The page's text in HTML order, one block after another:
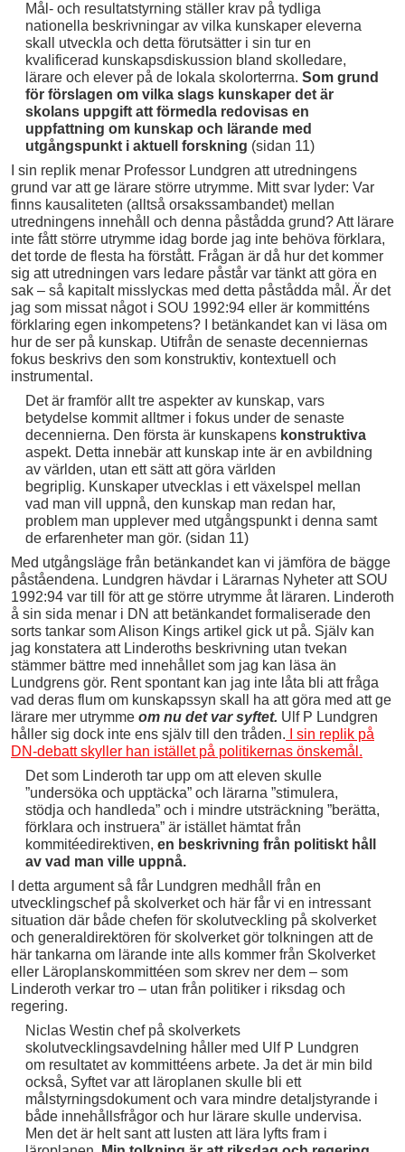
Mål- och resultatstyrning ställer krav på tydliga
nationella beskrivningar av vilka kunskaper eleverna
skall utveckla och detta förutsätter i sin tur en
kvalificerad kunskapsdiskussion bland skolledare,
lärare och elever på de lokala skolorterrna. Som grund
för förslagen om vilka slags kunskaper det är
skolans uppgift att förmedla redovisas en
uppfattning om kunskap och lärande med
utgångspunkt i aktuell forskning (sidan 11)
I sin replik menar Professor Lundgren att utredningens
grund var att ge lärare större utrymme. Mitt svar lyder: Var
finns kausaliteten (alltså orsakssambandet) mellan
utredningens innehåll och denna påstådda grund? Att lärare
inte fått större utrymme idag borde jag inte behöva förklara,
det torde de flesta ha förstått. Frågan är då hur det kommer
sig att utredningen vars ledare påstår var tänkt att göra en
sak – så kapitalt misslyckas med detta påstådda mål. Är det
jag som missat något i SOU 1992:94 eller är kommitténs
förklaring egen inkompetens? I betänkandet kan vi läsa om
hur de ser på kunskap. Utifrån de senaste decenniernas
fokus beskrivs den som konstruktiv, kontextuell och
instrumental.
Det är framför allt tre aspekter av kunskap, vars
betydelse kommit alltmer i fokus under de senaste
decennierna. Den första är kunskapens konstruktiva
aspekt. Detta innebär att kunskap inte är en avbildning
av världen, utan ett sätt att göra världen
begriplig. Kunskaper utvecklas i ett växelspel mellan
vad man vill uppnå, den kunskap man redan har,
problem man upplever med utgångspunkt i denna samt
de erfarenheter man gör. (sidan 11)
Med utgångsläge från betänkandet kan vi jämföra de bägge
påståendena. Lundgren hävdar i Lärarnas Nyheter att SOU
1992:94 var till för att ge större utrymme åt läraren. Linderoth
å sin sida menar i DN att betänkandet formaliserade den
sorts tankar som Alison Kings artikel gick ut på. Själv kan
jag konstatera att Linderoths beskrivning utan tvekan
stämmer bättre med innehållet som jag kan läsa än
Lundgrens gör. Rent spontant kan jag inte låta bli att fråga
vad deras flum om kunskapssyn skall ha att göra med att ge
lärare mer utrymme om nu det var syftet. Ulf P Lundgren
håller sig dock inte ens själv till den tråden. I sin replik på
DN-debatt skyller han istället på politikernas önskemål.
Det som Linderoth tar upp om att eleven skulle
”undersöka och upptäcka” och lärarna ”stimulera,
stödja och handleda” och i mindre utsträckning ”berätta,
förklara och instruera” är istället hämtat från
kommitéedirektiven, en beskrivning från politiskt håll
av vad man ville uppnå.
I detta argument så får Lundgren medhåll från en
utvecklingschef på skolverket och här får vi en intressant
situation där både chefen för skolutveckling på skolverket
och generaldirektören för skolverket gör tolkningen att de
här tankarna om lärande inte alls kommer från Skolverket
eller Läroplanskommittéen som skrev ner dem – som
Linderoth verkar tro – utan från politiker i riksdag och
regering.
Niclas Westin chef på skolverkets
skolutvecklingsavdelning håller med Ulf P Lundgren
om resultatet av kommittéens arbete. Ja det är min bild
också, Syftet var att läroplanen skulle bli ett
målstyrningsdokument och vara mindre detaljstyrande i
både innehållsfrågor och hur lärare skulle undervisa.
Men det är helt sant att lusten att lära lyfts fram i